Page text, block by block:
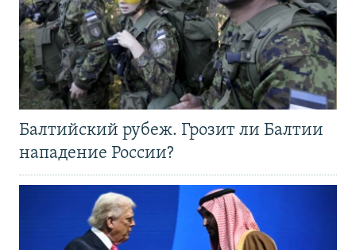
Балтийский рубеж. Грозит ли Балтии
нападение России?